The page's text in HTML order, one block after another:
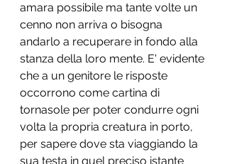
amara possibile ma tante volte un
cenno non arriva o bisogna
andarlo a recuperare in fondo alla
stanza della loro mente. E' evidente
che a un genitore le risposte
occorrono come cartina di
tornasole per poter condurre ogni
volta la propria creatura in porto,
per sapere dove sta viaggiando la
sua testa in quel preciso istante